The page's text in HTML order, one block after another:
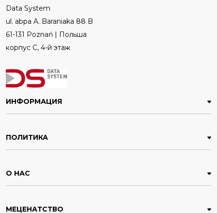
Data System
ul. abpa A. Baraniaka 88 B
61-131 Poznań | Польша
корпус C, 4-й этаж
ИНФОРМАЦИЯ
ПОЛИТИКА
О НАС
МЕЦЕНАТСТВО